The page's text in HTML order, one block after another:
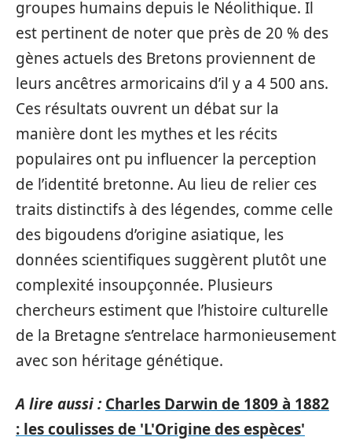
groupes humains depuis le Néolithique. Il
est pertinent de noter que près de 20 % des
gènes actuels des Bretons proviennent de
leurs ancêtres armoricains d’il y a 4 500 ans.
Ces résultats ouvrent un débat sur la
manière dont les mythes et les récits
populaires ont pu influencer la perception
de l’identité bretonne. Au lieu de relier ces
traits distinctifs à des légendes, comme celle
des bigoudens d’origine asiatique, les
données scientifiques suggèrent plutôt une
complexité insoupçonnée. Plusieurs
chercheurs estiment que l’histoire culturelle
de la Bretagne s’entrelace harmonieusement
avec son héritage génétique.
A lire aussi : Charles Darwin de 1809 à 1882
: les coulisses de 'L'Origine des espèces'